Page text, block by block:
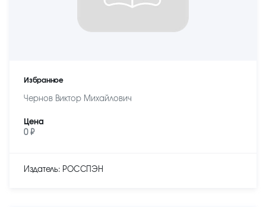
Избранное
Чернов Виктор Михайлович
Цена
0 ₽
Издатель: РОССПЭН